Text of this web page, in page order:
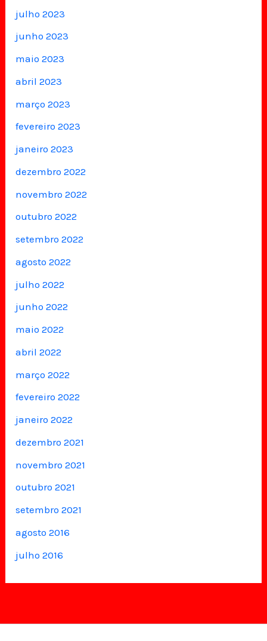
julho 2023
junho 2023
maio 2023
abril 2023
março 2023
fevereiro 2023
janeiro 2023
dezembro 2022
novembro 2022
outubro 2022
setembro 2022
agosto 2022
julho 2022
junho 2022
maio 2022
abril 2022
março 2022
fevereiro 2022
janeiro 2022
dezembro 2021
novembro 2021
outubro 2021
setembro 2021
agosto 2016
julho 2016